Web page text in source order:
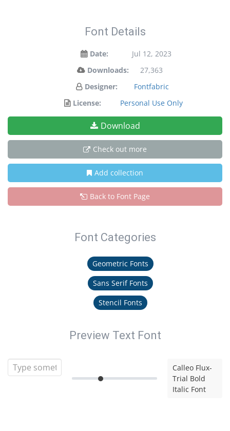
Font Details
Date:
Jul 12, 2023
Downloads:
27,363
Designer:
Fontfabric
License:
Personal Use Only
Download
Check out more
Add collection
Back to Font Page
Font Categories
Geometric Fonts
Sans Serif Fonts
Stencil Fonts
Preview Text Font
Calleo Flux-
Trial Bold
Italic Font